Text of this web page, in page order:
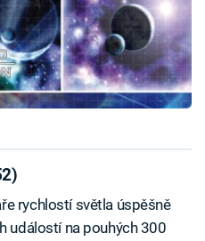
rychlostí světla úspěšně
událostí na pouhých 300